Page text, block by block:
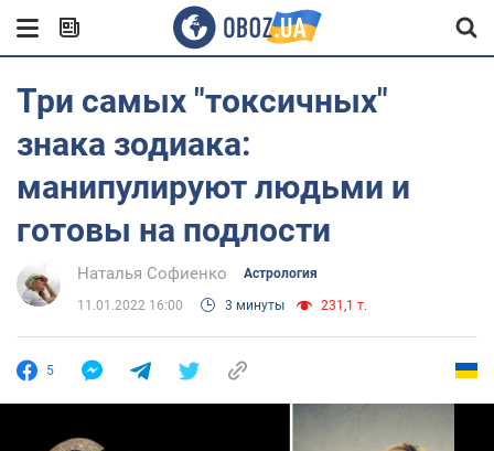
Три самых "токсичных"
знака зодиака:
манипулируют людьми и
готовы на подлости
Наталья Софиенко Астрология
11.01.2022 16:00 3 минуты 231,1 т.
5